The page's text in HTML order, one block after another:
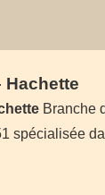
Hachette
Branche
spécialisée